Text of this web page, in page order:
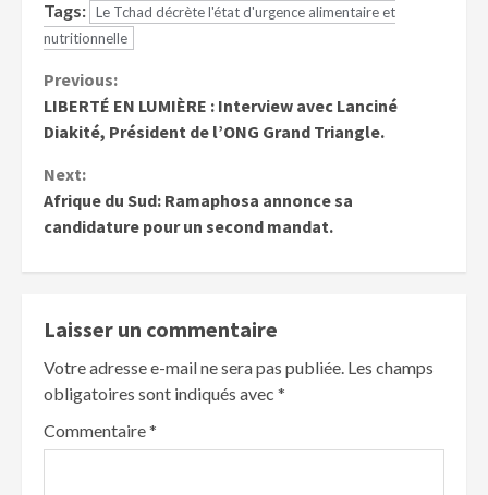
Tags: Le Tchad décrète l'état d'urgence alimentaire et
nutritionnelle
Previous:
LIBERTÉ EN LUMIÈRE : Interview avec Lanciné
Diakité, Président de l’ONG Grand Triangle.
Next:
Afrique du Sud: Ramaphosa annonce sa
candidature pour un second mandat.
Laisser un commentaire
Votre adresse e-mail ne sera pas publiée. Les champs
obligatoires sont indiqués avec *
Commentaire*